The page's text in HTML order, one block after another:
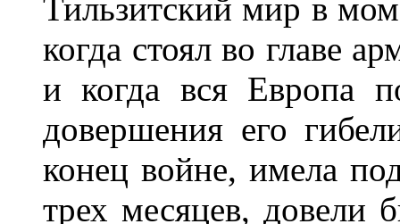
Тильзитский мир в
когда стоял во главе
и когда вся Европа
довершения его
конец войне, имела
трех месяцев, довели